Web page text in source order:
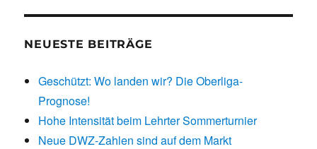
NEUESTE BEITRÄGE
Geschützt: Wo landen wir? Die Oberliga-
Prognose!
Hohe Intensität beim Lehrter Sommerturnier
Neue DWZ-Zahlen sind auf dem Markt